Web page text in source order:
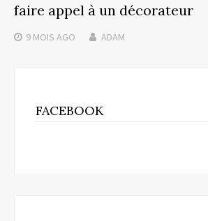
faire appel à un décorateur
9 MOIS AGO ADAM
FACEBOOK